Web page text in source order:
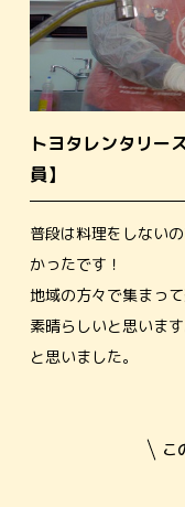
トヨタレンタリー
員】
普段は料理をしない
かったです！
地域の方々で集まっ
素晴らしいと思いま
と思いました。
こ